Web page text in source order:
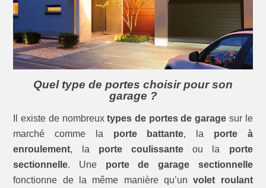
Quel type de portes choisir pour son
garage ?
Il existe de nombreuxtypes de portes de garage sur le
marché comme la porte battante, la porte à
enroulement, la porte coulissante ou la porte
sectionnelle. Une porte de garage sectionnelle
fonctionne de la même manière qu’unvolet roulant